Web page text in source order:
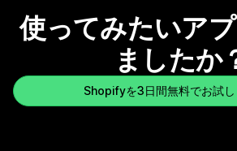
使ってみたいア
ましたか
Shopifyを3日間無料でお試